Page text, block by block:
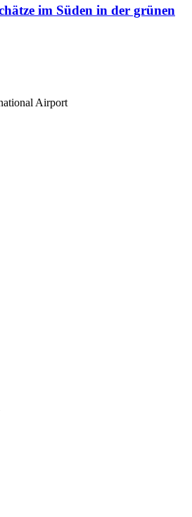
im Süden in der grünen
Airport